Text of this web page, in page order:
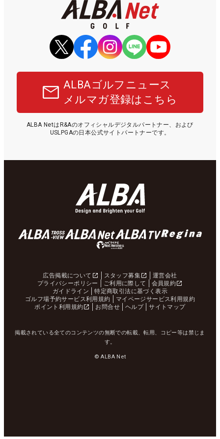
ALBAゴルフニュース
メルマガ登録はこちら
ALBA NetはR&Aのオフィシャルデジタルパートナー、および
USLPGAの日本公式サイトパートナーです。
広告掲載について スタッフ募集
運営会社
プライバシーポリシー
ご利用に際して
会員規約
ガイドライン
特定商取引法に基づく表示
ゴルフ場予約サービス利用規約
マイページサービス利用規約
ポイント利用規約
お問合せ ヘルプ サイトマップ
掲載されている全てのコンテンツの無断での転載、転用、コピー等は禁じま
す。
© ALBA Net